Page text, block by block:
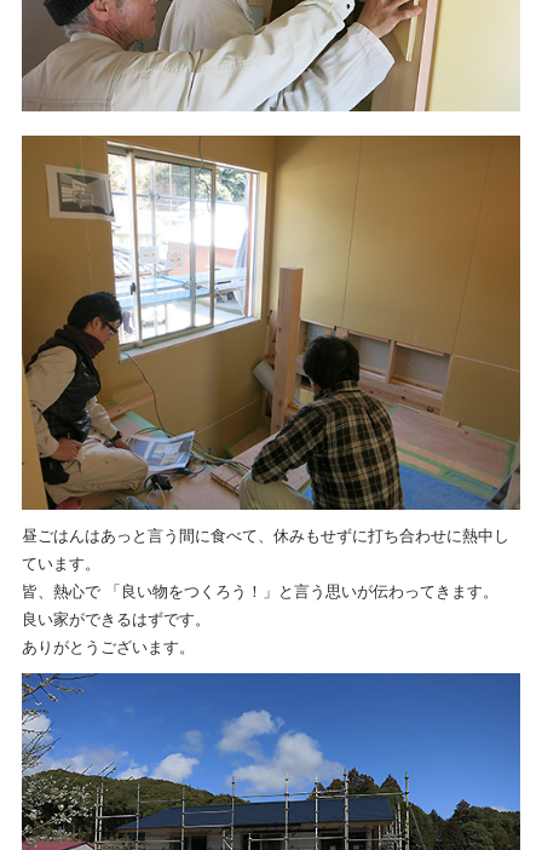
昼ごはんはあっと言う間に食べて、休みもせずに打ち合わせに熱中し
ています。
皆、熱心で 「良い物をつくろう！」と言う思いが伝わってきます。
良い家ができるはずです。
ありがとうございます。